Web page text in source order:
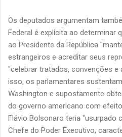
Os deputados argumentam
Federal é explícita ao determinar
ao Presidente da República
estrangeiros e acreditar seus
"celebrar tratados, convenções e
isso, os parlamentares
Washington e supostamente
do governo americano com
Flávio Bolsonaro teria "usurpado
Chefe do Poder Executivo,